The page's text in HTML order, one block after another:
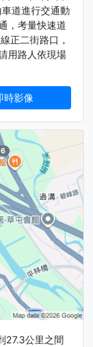
道進行交通動
，考量快速道
正二街路口，
用路人依現場
時影像
27.3公里之間